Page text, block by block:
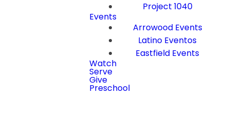
Project 1040
Events
Arrowood Events
Latino Eventos
Eastfield Events
Watch
Serve
Give
Preschool